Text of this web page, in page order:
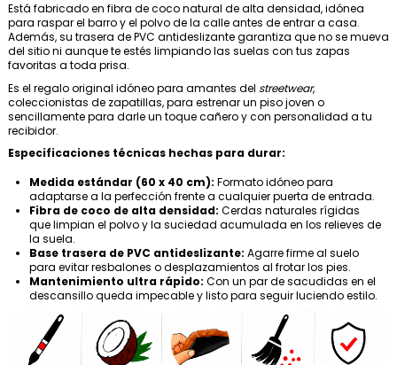
Está fabricado en fibra de coco natural de alta densidad, idónea
para raspar el barro y el polvo de la calle antes de entrar a casa.
Además, su trasera de PVC antideslizante garantiza que no se mueva
del sitio ni aunque te estés limpiando las suelas con tus zapas
favoritas a toda prisa.
Es el regalo original idóneo para amantes del streetwear,
coleccionistas de zapatillas, para estrenar un piso joven o
sencillamente para darle un toque cañero y con personalidad a tu
recibidor.
Especificaciones técnicas hechas para durar:
Medida estándar (60 x 40 cm): Formato idóneo para
adaptarse a la perfección frente a cualquier puerta de entrada.
Fibra de coco de alta densidad: Cerdas naturales rígidas
que limpian el polvo y la suciedad acumulada en los relieves de
la suela.
Base trasera de PVC antideslizante: Agarre firme al suelo
para evitar resbalones o desplazamientos al frotar los pies.
Mantenimiento ultra rápido: Con un par de sacudidas en el
descansillo queda impecable y listo para seguir luciendo estilo.